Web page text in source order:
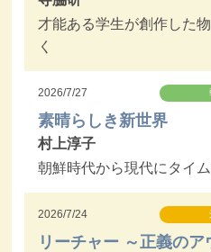
才能ある学生が創作した
く
2026/7/27
素晴らしき新世界
村上淳子
朝鮮時代から現代にタイ
2026/7/24
リーチャー ～正義のア